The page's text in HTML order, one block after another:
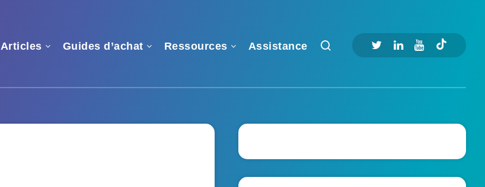
Articles Guides d’achat Ressources Assistance